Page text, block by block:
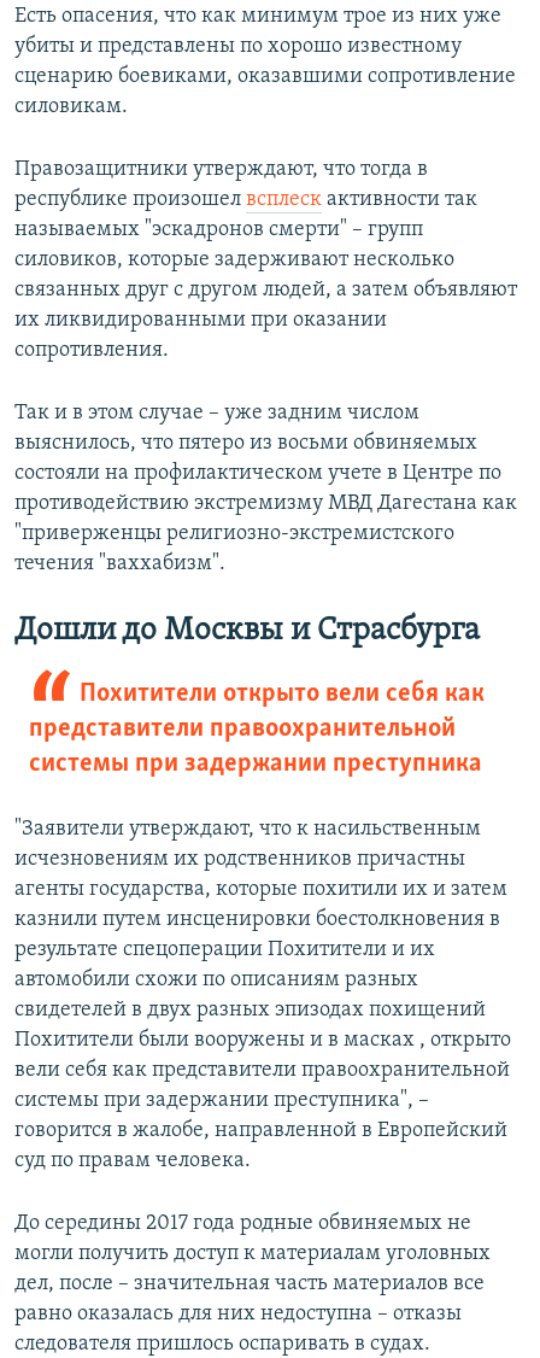
Есть опасения, что как минимум трое из них уже
убиты и представлены по хорошо известному
сценарию боевиками, оказавшими сопротивление
силовикам.
Правозащитники утверждают, что тогда в
республике произошел всплеск активности так
называемых "эскадронов смерти" – групп
силовиков, которые задерживают несколько
связанных друг с другом людей, а затем объявляют
их ликвидированными при оказании
сопротивления.
Так и в этом случае – уже задним числом
выяснилось, что пятеро из восьми обвиняемых
состояли на профилактическом учете в Центре по
противодействию экстремизму МВД Дагестана как
"приверженцы религиозно-экстремистского
течения "ваххабизм".
Дошли до Москвы и Страсбурга
Похитители открыто вели себя как
представители правоохранительной
системы при задержании преступника
"Заявители утверждают, что к насильственным
исчезновениям их родственников причастны
агенты государства, которые похитили их и затем
казнили путем инсценировки боестолкновения в
результате спецоперации Похитители и их
автомобили схожи по описаниям разных
свидетелей в двух разных эпизодах похищений
Похитители были вооружены и в масках , открыто
вели себя как представители правоохранительной
системы при задержании преступника", –
говорится в жалобе, направленной в Европейский
суд по правам человека.
До середины 2017 года родные обвиняемых не
могли получить доступ к материалам уголовных
дел, после – значительная часть материалов все
равно оказалась для них недоступна – отказы
следователя пришлось оспаривать в судах.